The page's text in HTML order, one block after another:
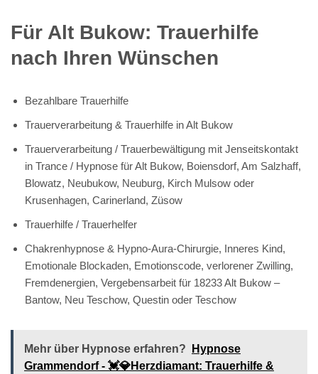
Für Alt Bukow: Trauerhilfe
nach Ihren Wünschen
Bezahlbare Trauerhilfe
Trauerverarbeitung & Trauerhilfe in Alt Bukow
Trauerverarbeitung / Trauerbewältigung mit Jenseitskontakt
in Trance / Hypnose für Alt Bukow, Boiensdorf, Am Salzhaff,
Blowatz, Neubukow, Neuburg, Kirch Mulsow oder
Krusenhagen, Carinerland, Züsow
Trauerhilfe / Trauerhelfer
Chakrenhypnose & Hypno-Aura-Chirurgie, Inneres Kind,
Emotionale Blockaden, Emotionscode, verlorener Zwilling,
Fremdenergien, Vergebensarbeit für 18233 Alt Bukow –
Bantow, Neu Teschow, Questin oder Teschow
Mehr über Hypnose erfahren?
Hypnose
Grammendorf - 💓️💎Herzdiamant: Trauerhilfe &